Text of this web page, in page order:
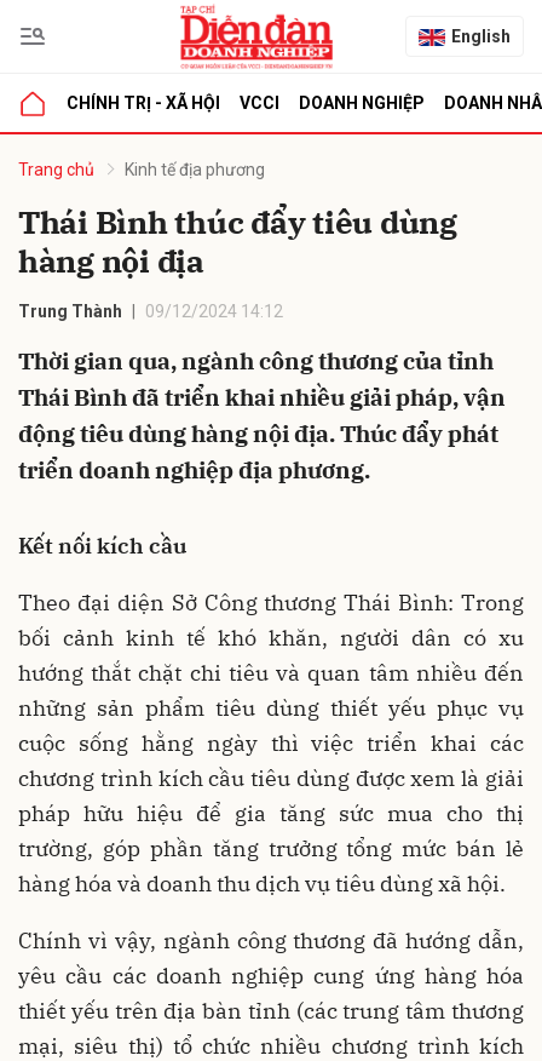
English
CHÍNH TRỊ - XÃ HỘI VCCI DOANH NGHIỆP DOANH
Trang chủ Kinh tế địa phương
Thái Bình thúc đẩy tiêu dùng
hàng nội địa
Trung Thành 09/12/2024 14:12
Thời gian qua, ngành công thương của tỉnh
Thái Bình đã triển khai nhiều giải pháp, vận
động tiêu dùng hàng nội địa. Thúc đẩy phát
triển doanh nghiệp địa phương.
Kết nối kích cầu
Theo đại diện Sở Công thương Thái Bình: Trong
bối cảnh kinh tế khó khăn, người dân có xu
hướng thắt chặt chi tiêu và quan tâm nhiều đến
những sản phẩm tiêu dùng thiết yếu phục vụ
cuộc sống hằng ngày thì việc triển khai các
chương trình kích cầu tiêu dùng được xem là giải
pháp hữu hiệu để gia tăng sức mua cho thị
trường, góp phần tăng trưởng tổng mức bán lẻ
hàng hóa và doanh thu dịch vụ tiêu dùng xã hội.
Chính vì vậy, ngành công thương đã hướng dẫn,
yêu cầu các doanh nghiệp cung ứng hàng hóa
thiết yếu trên địa bàn tỉnh (các trung tâm thương
mại, siêu thị) tổ chức nhiều chương trình kích
luận
Hủy